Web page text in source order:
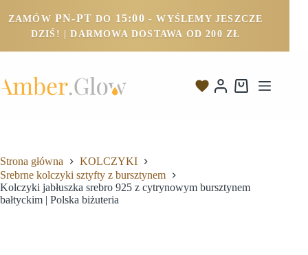
ZAMÓW PN-PT DO 15:00 - WYŚLEMY JESZCZE
DZIŚ! | DARMOWA DOSTAWA OD 200 ZŁ
Strona główna
KOLCZYKI
Srebrne kolczyki sztyfty z bursztynem
Kolczyki jabłuszka srebro 925 z cytrynowym bursztynem
bałtyckim | Polska biżuteria